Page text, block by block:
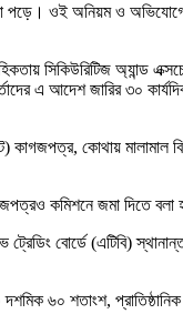
পড়ে। ওই অনিয়ম ও
সিকিউরিটিজ অ্যান্ড
এ আদেশ জারির ৩০
কোথায় মালামাল
কমিশনে জমা দিতে বলা
বোর্ডে (এটিবি)
৬০ শতাংশ, প্রাতিষ্ঠানিক